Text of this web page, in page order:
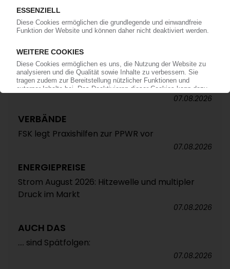
ALTAUTO-RECYCLING
TecPart: Verband ruft zur Teilnahme an EU-
Konsultation zum Rezyklatanteil auf /
Öffentliche Webkonferenz soll Industrieposition
abstimmen
07.08.2026
VERBÄNDE
FSK legt Praxishilfen zur PPWR vor
07.08.2026
ENERGIEPREISE
Strom August 2026: Hitzewelle und multipler
Druck im Markt
07.08.2026
AUCH DAS
.... sind Spätfolgen:
07.08.2026